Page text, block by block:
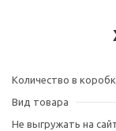
Количество в
Вид товара
Не выгружать на